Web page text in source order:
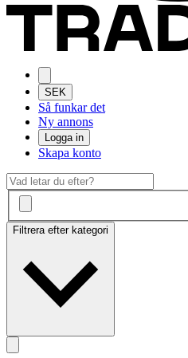
SEK
Så funkar det
Ny annons
Logga in
Skapa konto
Filtrera efter kategori